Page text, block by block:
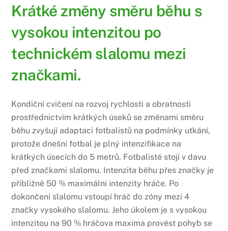
Krátké změny směru běhu s
vysokou intenzitou po
technickém slalomu mezi
značkami.
Kondiční cvičení na rozvoj rychlosti a obratnosti
prostřednictvím krátkých úseků se změnami směru
běhu zvyšují adaptaci fotbalistů na podmínky utkání,
protože dnešní fotbal je plný intenzifikace na
krátkých úsecích do 5 metrů. Fotbalisté stojí v davu
před značkami slalomu. Intenzita běhu přes značky je
přibližně 50 % maximální intenzity hráče. Po
dokončení slalomu vstoupí hráč do zóny mezi 4
značky vysokého slalomu. Jeho úkolem je s vysokou
intenzitou na 90 % hráčova maxima provést pohyb se